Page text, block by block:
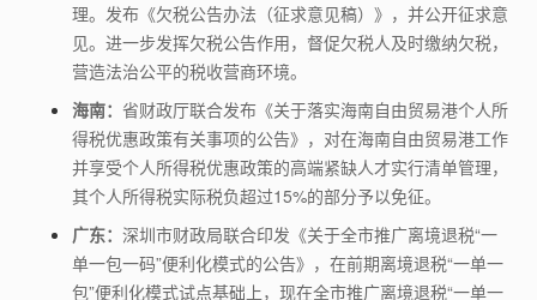
理。发布《欠税公告办法（征求意见稿）》，并公开征求意
见。进一步发挥欠税公告作用，督促欠税人及时缴纳欠税，
营造法治公平的税收营商环境。
海南： 省财政厅联合发布《关于落实海南自由贸易港个人所
得税优惠政策有关事项的公告》，对在海南自由贸易港工作
并享受个人所得税优惠政策的高端紧缺人才实行清单管理，
其个人所得税实际税负超过15%的部分予以免征。
广东： 深圳市财政局联合印发《关于全市推广离境退税“一
单一包一码”便利化模式的公告》，在前期离境退税“一单一
包”便利化模式试点基础上，现在全市推广离境退税“一单一